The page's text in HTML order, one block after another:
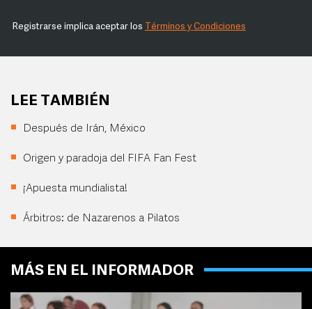
Registrarse implica aceptar los Términos y Condiciones
LEE TAMBIÉN
Después de Irán, México
Origen y paradoja del FIFA Fan Fest
¡Apuesta mundialista!
Árbitros: de Nazarenos a Pilatos
MÁS EN EL INFORMADOR